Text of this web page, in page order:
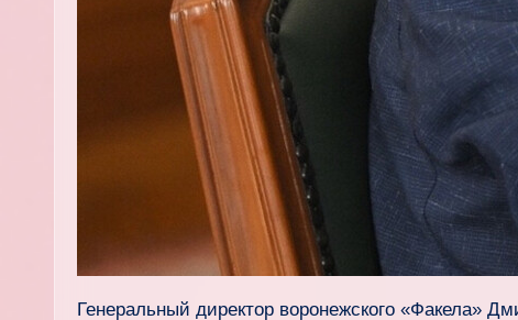
Генеральный директор воронежского «Факела»